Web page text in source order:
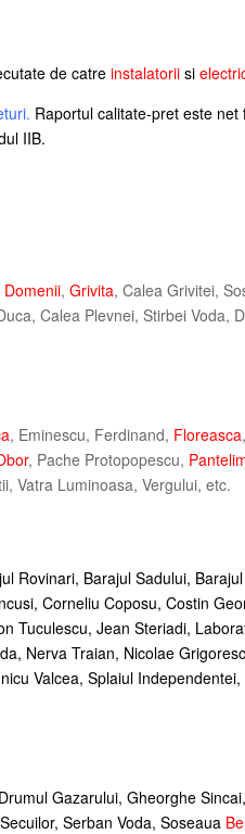
de catreinstalatorii si
Raportul calitate-pret este
IIB.
Domenii, Grivita, Calea Grivitei,
Calea Plevnei, Stirbei Voda,
, Eminescu, Ferdinand, Floreasca
, Pache Protopopescu,
Vatra Luminoasa, Vergului, etc.
Rovinari, Barajul Sadului,
Corneliu Coposu, Costin
Tuculescu, Jean Steriadi,
Nerva Traian, Nicolae
Valcea, Splaiul
Gazarului, Gheorghe
Serban Voda, Soseaua